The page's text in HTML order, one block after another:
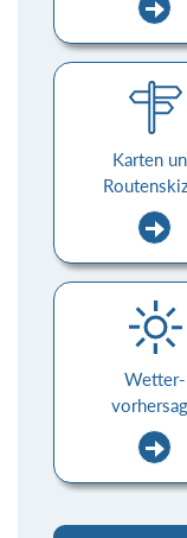
Karten
Wetter-